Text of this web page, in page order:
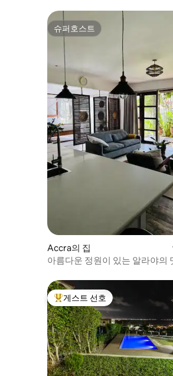
슈퍼호스트
슈퍼호스트
Accra의 집
아름다운 정원이 있는 알라야의
상위 게스트 선호
게스트 선호